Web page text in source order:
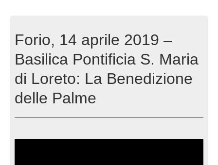
Forio, 14 aprile 2019 –
Basilica Pontificia S. Maria
di Loreto: La Benedizione
delle Palme